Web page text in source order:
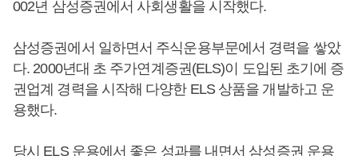
002년 삼성증권에서 사회생활을 시작했다.
삼성증권에서 일하면서 주식운용부문에서 경력을 쌓았
다. 2000년대 초 주가연계증권(ELS)이 도입된 초기에 증
권업계 경력을 시작해 다양한 ELS 상품을 개발하고 운
용했다.
당시 ELS 운용에서 좋은 성과를 내면서 삼성증권 운용